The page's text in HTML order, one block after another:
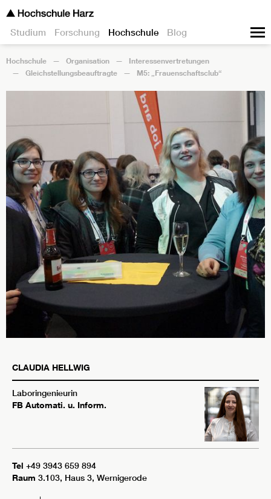
Studium Forschung Hochschule Blog
Hochschule Organisation
Interessenvertretungen
Gleichstellungsbeauftragte
M5: „Frauenschaftsclub“
CLAUDIA HELLWIG
Laboringenieurin
FB Automati. u. Inform.
Tel +49 3943 659 894
Raum 3.103, Haus 3, Wernigerode